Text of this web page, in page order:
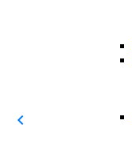
chevron_left